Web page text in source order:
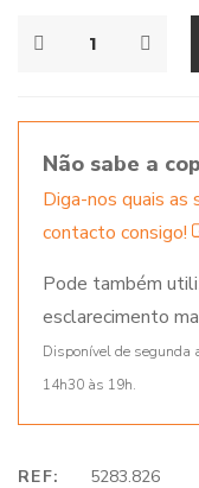
Não sabe a
Diga-nos quais as
contacto consigo!
Pode também
esclarecimento
Disponível de segunda
14h30 às 19h.
REF: 5283.826